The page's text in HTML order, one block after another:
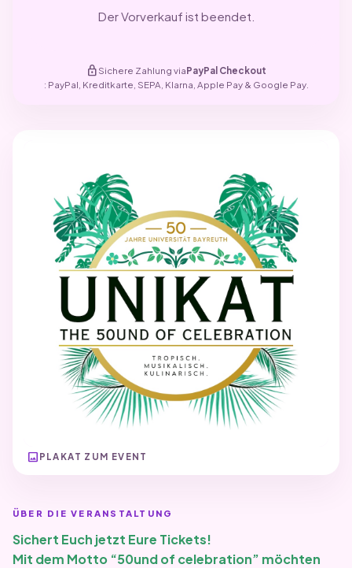
image PLAKAT ZUM EVENT
ÜBER DIE VERANSTALTUNG
Sichert Euch jetzt Eure Tickets!
Mit dem Motto “50und of celebration” möchten
Der Vorverkauf ist beendet.
lock Sichere Zahlung viaPayPal Checkout
: PayPal, Kreditkarte, SEPA, Klarna, Apple Pay & Google Pay.